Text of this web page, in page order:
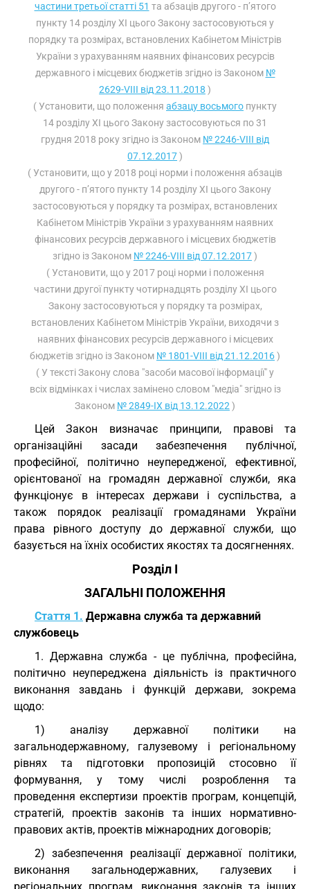
частини третьої статті 51 та абзаців другого - п’ятого
пункту 14 розділу XI цього Закону застосовуються у
порядку та розмірах, встановлених Кабінетом Міністрів
України з урахуванням наявних фінансових ресурсів
державного і місцевих бюджетів згідно із Законом №
2629-VIII від 23.11.2018 )
( Установити, що положення абзацу восьмого пункту
14 розділу XI цього Закону застосовуються по 31
грудня 2018 року згідно із Законом № 2246-VIII від
07.12.2017)
( Установити, що у 2018 році норми і положення абзаців
другого - п’ятого пункту 14 розділу XI цього Закону
застосовуються у порядку та розмірах, встановлених
Кабінетом Міністрів України з урахуванням наявних
фінансових ресурсів державного і місцевих бюджетів
згідно із Законом № 2246-VIII від 07.12.2017)
( Установити, що у 2017 році норми і положення
частини другої пункту чотирнадцять розділу XI цього
Закону застосовуються у порядку та розмірах,
встановлених Кабінетом Міністрів України, виходячи з
наявних фінансових ресурсів державного і місцевих
бюджетів згідно із Законом № 1801-VIII від 21.12.2016)
( У тексті Закону слова "засоби масової інформації" у
всіх відмінках і числах замінено словом "медіа" згідно із
Законом № 2849-IX від 13.12.2022 )
Цей Закон визначає принципи, правові та
організаційні засади забезпечення публічної,
професійної, політично неупередженої, ефективної,
орієнтованої на громадян державної служби, яка
функціонує в інтересах держави і суспільства, а
також порядок реалізації громадянами України
права рівного доступу до державної служби, що
базується на їхніх особистих якостях та досягненнях.
Розділ I
ЗАГАЛЬНІ ПОЛОЖЕННЯ
Стаття 1. Державна служба та державний
службовець
1. Державна служба - це публічна, професійна,
політично неупереджена діяльність із практичного
виконання завдань і функцій держави, зокрема
щодо:
1) аналізу державної політики на
загальнодержавному, галузевому і регіональному
рівнях та підготовки пропозицій стосовно її
формування, у тому числі розроблення та
проведення експертизи проектів програм, концепцій,
стратегій, проектів законів та інших нормативно-
правових актів, проектів міжнародних договорів;
2) забезпечення реалізації державної політики,
виконання загальнодержавних, галузевих і